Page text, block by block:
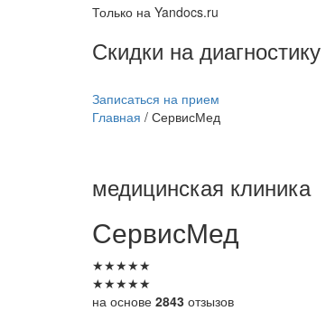
Только на Yandocs.ru
Скидки на
Записаться на прием
Главная / СервисМед
медицинская клиника
СервисМед
★★★★★
★★★★★
на основе 2843 отзызов